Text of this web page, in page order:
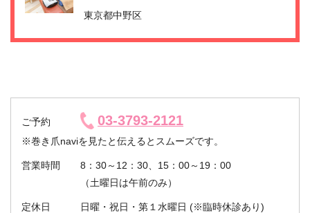
東京都中野区
ご予約 03-3793-2121
※巻き爪naviを見たと伝えるとスムーズです。
営業時間
8：30～12：30、15：00～19：00
（土曜日は午前のみ）
定休日 日曜・祝日・第１水曜日 (※臨時休診あり)